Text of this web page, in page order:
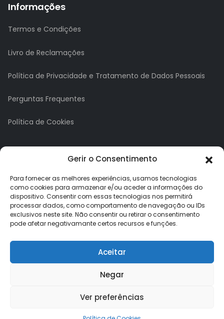
Gerir o Consentimento
Para fornecer as melhores experiências, usamos tecnologias
como cookies para armazenar e/ou aceder a informações do
dispositivo. Consentir com essas tecnologias nos permitirá
processar dados, como comportamento de navegação ou IDs
exclusivos neste site. Não consentir ou retirar o consentimento
pode afetar negativamante certos recursos e funções.
Aceitar
Negar
Ver preferências
Informações
Termos e Condições
Livro de Reclamações
Política de Privacidade e Tratamento de Dados Pessoais
Perguntas Frequentes
Política de Cookies
A minha conta
A Minha Conta
Histórico de Pedidos
Lista de Desejos
Newsletter
Loja dos Brindes © 2026. Todos os direitos reservados.